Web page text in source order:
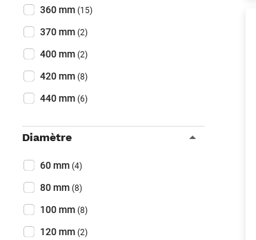
360 mm (15)
370 mm (2)
400 mm (2)
420 mm (8)
440 mm (6)
Diamètre
Diamètre (Optionnel)
60 mm (4)
80 mm (8)
100 mm (8)
120 mm (2)